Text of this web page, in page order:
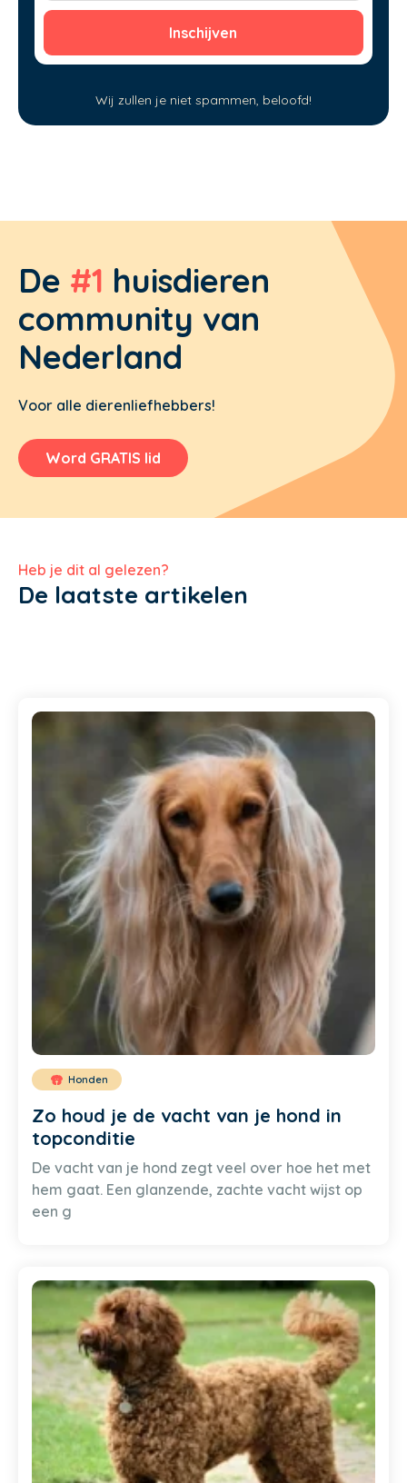
Wij zullen je niet spammen, beloofd!
De #1 huisdieren
community van
Nederland
Voor alle dierenliefhebbers!
Word GRATIS lid
Heb je dit al gelezen?
De laatste artikelen
Honden
Zo houd je de vacht van je hond in
topconditie
De vacht van je hond zegt veel over hoe het met
hem gaat. Een glanzende, zachte vacht wijst op
een g